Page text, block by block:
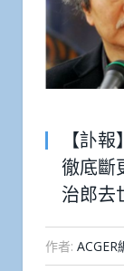
【訃
徹底斷
治郎去
作者: ACGER